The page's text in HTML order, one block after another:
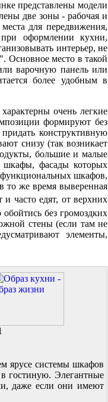
представлены модели
две зоны - рабочая и
для передвижения,
оформлении кухни,
интерьер, не
Основное место в такой
варочную панель или
более удобным в
очень легкие
формируют без
конструктивную
снизу (так возникает
большие и малые
шкафы, фасады которых
шкафов,
то же время выверенная
часто едят, от верхних
без громоздких
стены (если там не
элементы,
ярусе системы шкафов
гостиную. Элегантные
даже если они имеют